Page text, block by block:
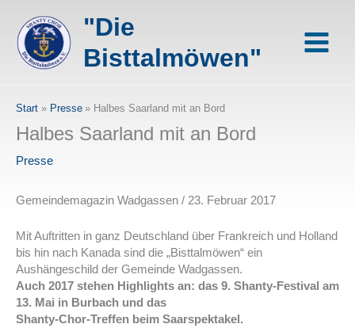
Inhalt
springen
"Die
Bisttalmöwen"
Start Presse Halbes Saarland mit an Bord
Halbes Saarland mit an Bord
Presse
Gemeindemagazin Wadgassen / 23. Februar 2017
Mit Auftritten in ganz Deutschland über Frankreich und Holland
bis hin nach Kanada sind die „Bisttalmöwen“ ein
Aushängeschild der Gemeinde Wadgassen.
Auch 2017 stehen Highlights an: das 9. Shanty-Festival am
13. Mai in Burbach und das
Shanty-Chor-Treffen beim Saarspektakel.